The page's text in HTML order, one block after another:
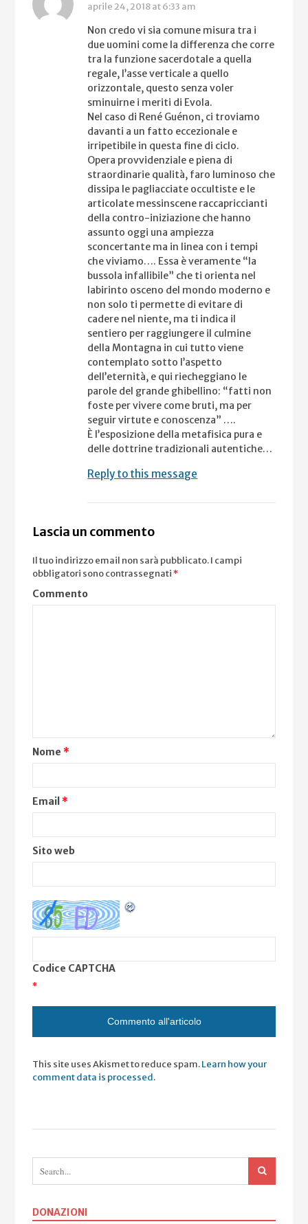
aprile 24, 2018at 6:33 am
Non credo vi sia comune misura tra i
due uomini come la differenza che corre
tra la funzione sacerdotale a quella
regale, l’asse verticale a quello
orizzontale, questo senza voler
sminuirne i meriti di Evola.
Nel caso di René Guénon, ci troviamo
davanti a un fatto eccezionale e
irripetibile in questa fine di ciclo.
Opera provvidenziale e piena di
straordinarie qualità, faro luminoso che
dissipa le pagliacciate occultiste e le
articolate messinscene raccapriccianti
della contro-iniziazione che hanno
assunto oggi una ampiezza
sconcertante ma in linea con i tempi
che viviamo…. Essa è veramente “la
bussola infallibile” che ti orienta nel
labirinto osceno del mondo moderno e
non solo ti permette di evitare di
cadere nel niente, ma ti indica il
sentiero per raggiungere il culmine
della Montagna in cui tutto viene
contemplato sotto l’aspetto
dell’eternità, e qui riecheggiano le
parole del grande ghibellino: “fatti non
foste per vivere come bruti, ma per
seguir virtute e conoscenza” ….
È l’esposizione della metafisica pura e
delle dottrine tradizionali autentiche…
Reply to this message
Lascia un commento
Il tuo indirizzo email non sarà pubblicato.I campi
obbligatori sono contrassegnati*
Commento
Nome*
Email*
Sito web
Codice CAPTCHA
*
This site uses Akismet to reduce spam.Learn how your
comment data is processed.
DONAZIONI